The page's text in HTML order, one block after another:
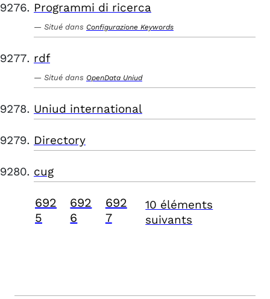
Programmi di ricerca
Situé dans Configurazione Keywords
rdf
Situé dans OpenData Uniud
Uniud international
Directory
cug
692
5
692
6
692
7
10 éléments
suivants